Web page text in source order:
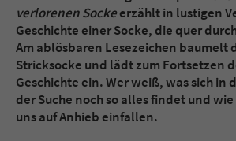
verlorenen Sockeerzählt in lustigen
Geschichte einer Socke, die quer
Am ablösbaren Lesezeichen baumelt
Stricksocke und lädt zum Fortsetzen
Geschichte ein. Wer weiß, was sich in
der Suche noch so alles findet und
uns auf Anhieb einfallen.
Sicherheitscode des
überprüfen.